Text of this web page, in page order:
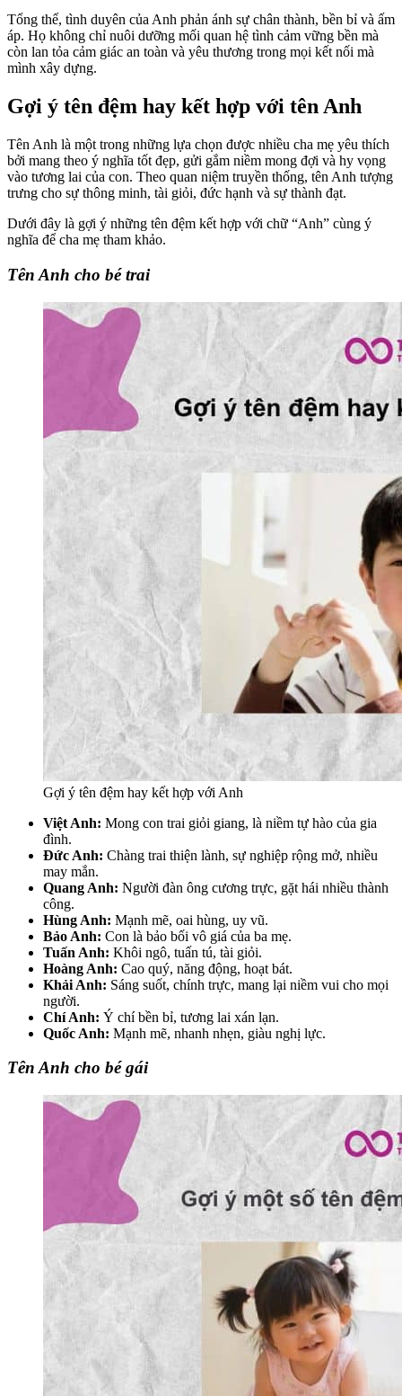
Tổng thể, tình duyên của Anh phản ánh sự chân thành, bền bỉ và ấm
áp. Họ không chỉ nuôi dưỡng mối quan hệ tình cảm vững bền mà
còn lan tỏa cảm giác an toàn và yêu thương trong mọi kết nối mà
mình xây dựng.
Gợi ý tên đệm hay kết hợp với tên Anh
Tên Anh là một trong những lựa chọn được nhiều cha mẹ yêu thích
bởi mang theo ý nghĩa tốt đẹp, gửi gắm niềm mong đợi và hy vọng
vào tương lai của con. Theo quan niệm truyền thống, tên Anh tượng
trưng cho sự thông minh, tài giỏi, đức hạnh và sự thành đạt.
Dưới đây là gợi ý những tên đệm kết hợp với chữ “Anh” cùng ý
nghĩa để cha mẹ tham khảo.
Tên Anh cho bé trai
Gợi ý tên đệm hay kết hợp với Anh
Việt Anh: Mong con trai giỏi giang, là niềm tự hào của gia
đình.
Đức Anh: Chàng trai thiện lành, sự nghiệp rộng mở, nhiều
may mắn.
Quang Anh: Người đàn ông cương trực, gặt hái nhiều thành
công.
Hùng Anh: Mạnh mẽ, oai hùng, uy vũ.
Bảo Anh: Con là bảo bối vô giá của ba mẹ.
Tuấn Anh: Khôi ngô, tuấn tú, tài giỏi.
Hoàng Anh: Cao quý, năng động, hoạt bát.
Khải Anh: Sáng suốt, chính trực, mang lại niềm vui cho mọi
người.
Chí Anh: Ý chí bền bỉ, tương lai xán lạn.
Quốc Anh: Mạnh mẽ, nhanh nhẹn, giàu nghị lực.
Tên Anh cho bé gái